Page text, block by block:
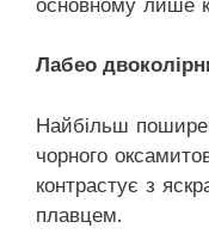
Лабео
Найбільш
чорного
контрастує з
плавцем.